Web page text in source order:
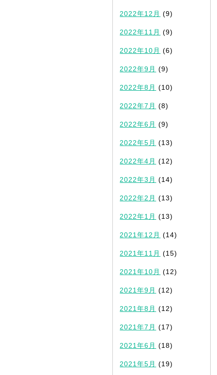
2022年12月 (9)
2022年11月 (9)
2022年10月 (6)
2022年9月 (9)
2022年8月 (10)
2022年7月 (8)
2022年6月 (9)
2022年5月 (13)
2022年4月 (12)
2022年3月 (14)
2022年2月 (13)
2022年1月 (13)
2021年12月 (14)
2021年11月 (15)
2021年10月 (12)
2021年9月 (12)
2021年8月 (12)
2021年7月 (17)
2021年6月 (18)
2021年5月 (19)